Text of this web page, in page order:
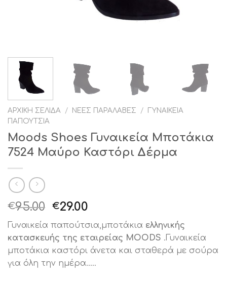
ΑΡΧΙΚΉ ΣΕΛΊΔΑ / ΝΈΕΣ ΠΑΡΑΛΑΒΈΣ /
ΓΥΝΑΙΚΕΊΑ
ΠΑΠΟΎΤΣΙΑ
Moods Shoes Γυναικεία Μποτάκια
7524 Μαύρο Καστόρι Δέρμα
€95.00 Original
price
was:
€95.00.
€29.00
τρέχουσα
τιμή
είναι:
€29.00.
Γυναικεία παπούτσια,μποτάκια ελληνικής
κατασκευής της εταιρείας MOODS .Γυναικεία
μποτάκια καστόρι άνετα και σταθερά με σούρα
για όλη την ημέρα…..